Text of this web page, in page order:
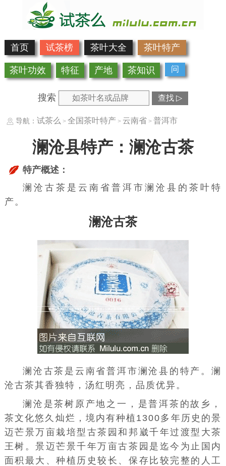
首页 试茶榜 茶叶大全 茶叶特产
茶叶功效 特征 产地 茶知识 问
搜索 查找 ▷
导航： 试茶么 > 全国茶叶特产 > 云南省 > 普洱市
澜沧县特产：澜沧古茶
特产概述：
澜沧古茶是云南省普洱市澜沧县的茶叶特
产。
澜沧古茶
澜沧古茶是云南省普洱市澜沧县的特产。澜
沧古茶其香独特，汤红明亮，品质优异。
澜沧是茶树原产地之一，是普洱茶的故乡，
茶文化悠久灿烂，境内有种植1300多年历史的景
迈芒景万亩栽培型古茶园和邦崴千年过渡型大茶
王树。景迈芒景千年万亩古茶园是迄今为止国内
面积最大、种植历史较长、保存比较完整的人工